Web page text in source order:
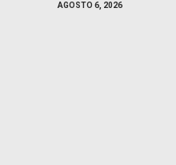
AGOSTO 6, 2026